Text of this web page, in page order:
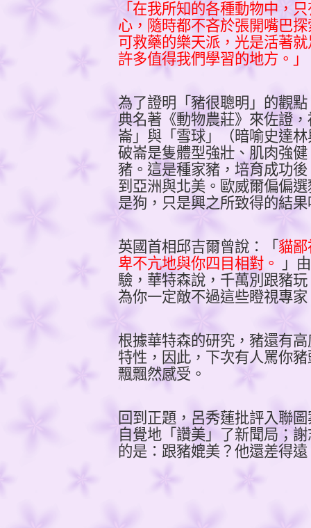
「在我所知的各種動物中，
心，隨時都不吝於張開嘴巴
可救藥的樂天派，光是活著
許多值得我們學習的地方。」
為了證明「豬很聰明」的觀
典名著《動物農莊》來佐證
崙」與「雪球」（暗喻史達
破崙是隻體型強壯、肌肉強
豬。這是種家豬，培育成功
到亞洲與北美。歐威爾偏偏
是狗，只是興之所致得的結果
英國首相邱吉爾曾說：「 貓
卑不亢地與你四目相對。
」
驗，華特森說，千萬別跟豬
為你一定敵不過這些瞪視專家
根據華特森的研究，豬還有
特性，因此，下次有人罵你
飄飄然感受。
回到正題，呂秀蓮批評入聯
自覺地「讚美」了新聞局；
的是：跟豬媲美？他還差得遠